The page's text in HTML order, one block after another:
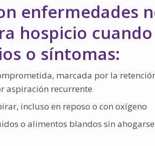
enfermedades
hospicio
o síntomas:
marcada por la
aspiración recurrente
incluso en reposo o con oxígeno
o alimentos blandos sin